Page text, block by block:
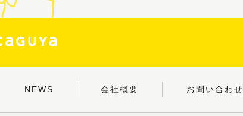
NEWS 会社概要 お問い合わせ